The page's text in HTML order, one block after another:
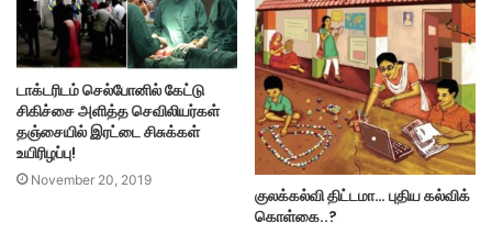
டாக்டரிடம் செல்போனில் கேட்டு
சிகிச்சை அளித்த செவிலியர்கள்
தஞ்சையில் இரட்டை சிசுக்கள்
உயிரிழப்பு!
November 20, 2019
குலக்கல்வி திட்டமா… புதிய கல்விக்
கொள்கை..?